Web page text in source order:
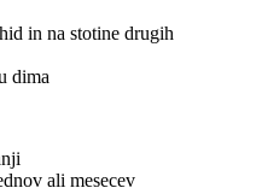
in na stotine drugih
dima
ali mesecev